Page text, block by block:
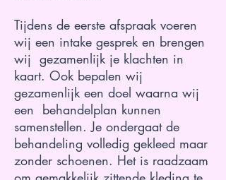
Tijdens de eerste afspraak voeren
wij een intake gesprek en brengen
wij gezamenlijk je klachten in
kaart. Ook bepalen wij
gezamenlijk een doel waarna wij
een behandelplan kunnen
samenstellen. Je ondergaat de
behandeling volledig gekleed maar
zonder schoenen. Het is raadzaam